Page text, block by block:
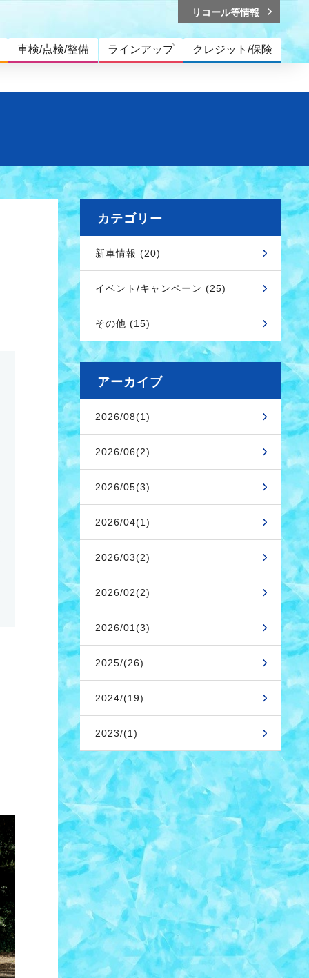
車検/点検/整備 ラインアップ クレジット/保険
リコール等情報
カテゴリー
新車情報 (20)
イベント/キャンペーン (25)
その他 (15)
アーカイブ
2026/08(1)
2026/06(2)
2026/05(3)
2026/04(1)
2026/03(2)
2026/02(2)
2026/01(3)
2025/(26)
2024/(19)
2023/(1)